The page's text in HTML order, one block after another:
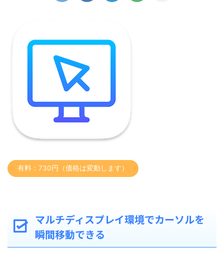
有料：730円（価格は変動します）
マルチディスプレイ環境でカーソルを
瞬間移動できる